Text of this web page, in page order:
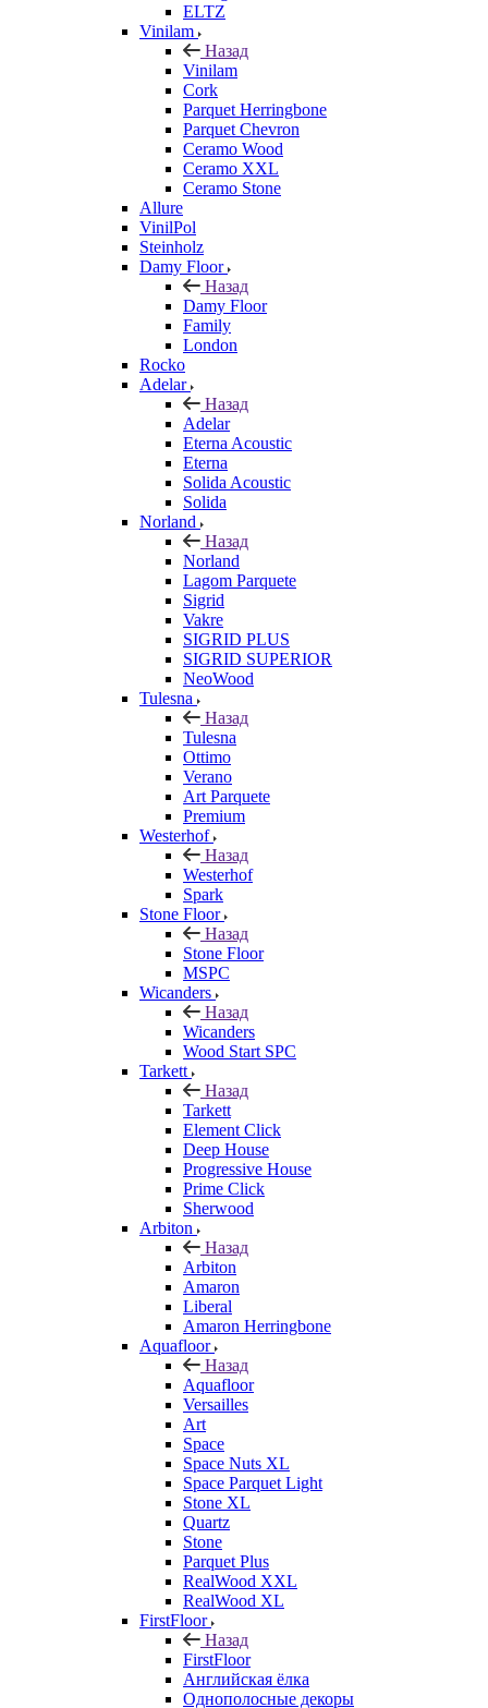
ELTZ
Vinilam
Назад
Vinilam
Cork
Parquet Herringbone
Parquet Chevron
Ceramo Wood
Ceramo XXL
Ceramo Stone
Allure
VinilPol
Steinholz
Damy Floor
Назад
Damy Floor
Family
London
Rocko
Adelar
Назад
Adelar
Eterna Acoustic
Eterna
Solida Acoustic
Solida
Norland
Назад
Norland
Lagom Parquete
Sigrid
Vakre
SIGRID PLUS
SIGRID SUPERIOR
NeoWood
Tulesna
Назад
Tulesna
Ottimo
Verano
Art Parquete
Premium
Westerhof
Назад
Westerhof
Spark
Stone Floor
Назад
Stone Floor
MSPC
Wicanders
Назад
Wicanders
Wood Start SPC
Tarkett
Назад
Tarkett
Element Click
Deep House
Progressive House
Prime Click
Sherwood
Arbiton
Назад
Arbiton
Amaron
Liberal
Amaron Herringbone
Aquafloor
Назад
Aquafloor
Versailles
Art
Space
Space Nuts XL
Space Parquet Light
Stone XL
Quartz
Stone
Parquet Plus
RealWood XXL
RealWood XL
FirstFloor
Назад
FirstFloor
Английская ёлка
Однополосные декоры